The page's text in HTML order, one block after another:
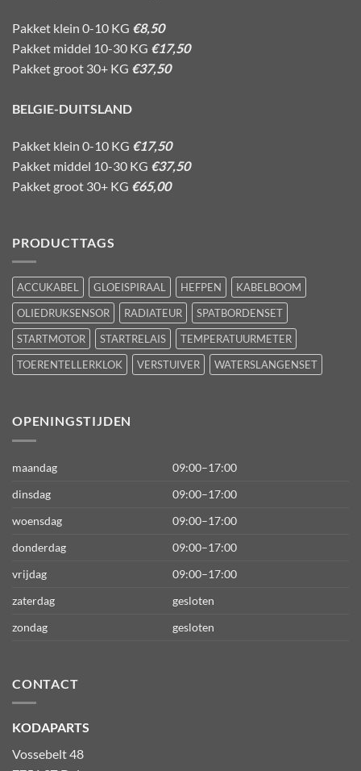
Pakket klein 0-10 KG €8,50
Pakket middel 10-30 KG €17,50
Pakket groot 30+ KG €37,50
BELGIE-DUITSLAND
Pakket klein 0-10 KG €17,50
Pakket middel 10-30 KG €37,50
Pakket groot 30+ KG €65,00
PRODUCTTAGS
ACCUKABEL GLOEISPIRAAL HEFPEN
KABELBOOM
OLIEDRUKSENSOR
RADIATEUR
SPATBORDENSET
STARTMOTOR
STARTRELAIS
TEMPERATUURMETER
TOERENTELLERKLOK
VERSTUIVER WATERSLANGENSET
OPENINGSTIJDEN
maandag
09:00–17:00
dinsdag
09:00–17:00
woensdag
09:00–17:00
donderdag
09:00–17:00
vrijdag
09:00–17:00
zaterdag
gesloten
zondag
gesloten
CONTACT
KODAPARTS
Vossebelt 48